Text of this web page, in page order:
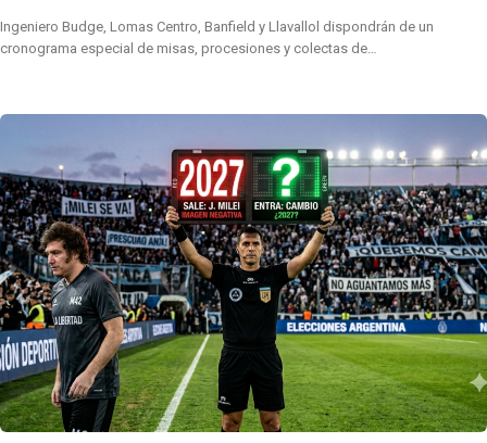
Ingeniero Budge, Lomas Centro, Banfield y Llavallol dispondrán de un
cronograma especial de misas, procesiones y colectas de…